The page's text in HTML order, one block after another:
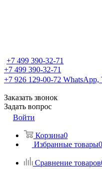
+7 499 390-32-71
+7 499 390-32-71
+7 926 129-00-72 WhatsApp,
Заказать звонок
Задать вопрос
Войти
Корзина0
Избранные товары0
Сравнение товаров